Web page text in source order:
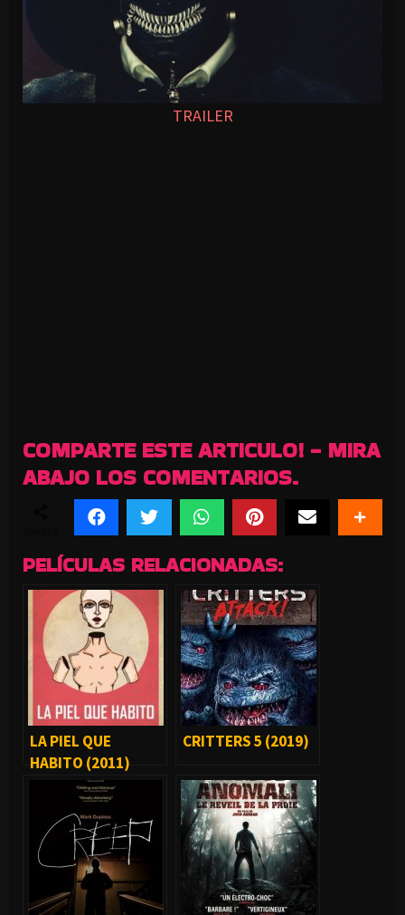
TRAILER
COMPARTE ESTE ARTICULO! - MIRA
ABAJO LOS COMENTARIOS.
PELÍCULAS RELACIONADAS:
LA PIEL QUE
HABITO (2011)
CRITTERS 5 (2019)